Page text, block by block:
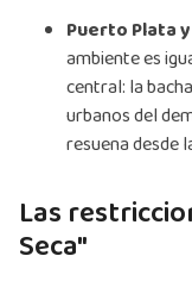
Puerto Plata
ambiente es
central: la
urbanos del
resuena desde
Las
Seca"